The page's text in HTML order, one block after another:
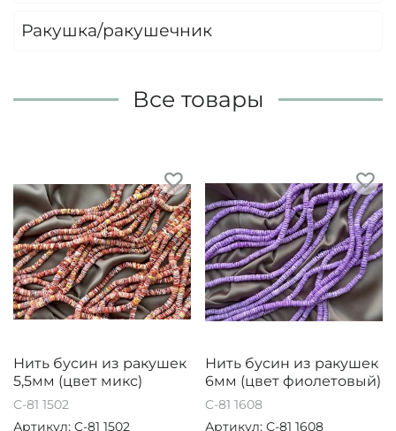
Ракушка/ракушечник
Все товары
Нить бусин из ракушек
5,5мм (цвет микс)
C-81 1502
Артикул: C-81 1502
Нить бусин из ракушек
6мм (цвет фиолетовый)
C-81 1608
Артикул: C-81 1608